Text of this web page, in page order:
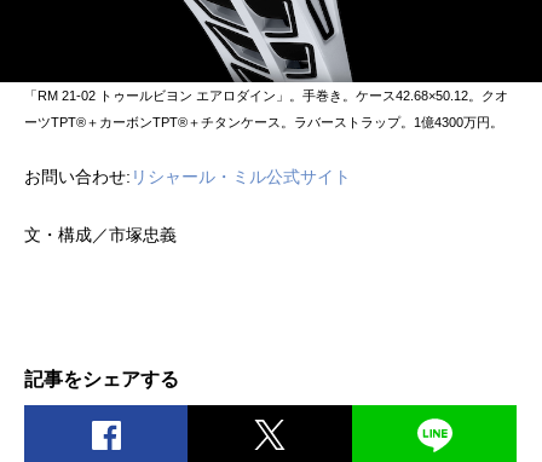
「RM 21-02 トゥールビヨン エアロダイン」。手巻き。ケース42.68×50.12。クオ
ーツTPT®︎＋カーボンTPT®︎＋チタンケース。ラバーストラップ。1億4300万円。
お問い合わせ: リシャール・ミル公式サイト
文・構成／市塚忠義
記事をシェアする